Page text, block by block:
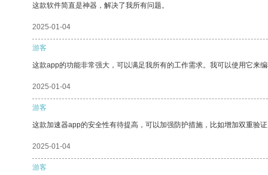
这款软件简直是神器，解决了我所有问题。
2025-01-04
游客
这款app的功能非常强大，可以满足我所有的工作需求。我可以使用它来
2025-01-04
游客
这款加速器app的安全性有待提高，可以加强防护措施，比如增加双重验
2025-01-04
游客